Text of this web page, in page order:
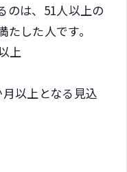
のは、51人以上の
した人です。
上
以上となる見込